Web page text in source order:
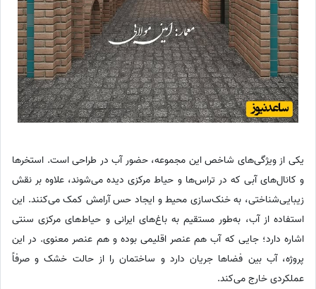
یکی از ویژگی‌های شاخص این مجموعه، حضور آب در طراحی است. استخرها
و کانال‌های آبی که در تراس‌ها و حیاط مرکزی دیده می‌شوند، علاوه بر نقش
زیبایی‌شناختی، به خنک‌سازی محیط و ایجاد حس آرامش کمک می‌کنند. این
استفاده از آب، به‌طور مستقیم به باغ‌های ایرانی و حیاط‌های مرکزی سنتی
اشاره دارد؛ جایی که آب هم عنصر اقلیمی بوده و هم عنصر معنوی. در این
پروژه، آب بین فضاها جریان دارد و ساختمان را از حالت خشک و صرفاً
عملکردی خارج می‌کند.